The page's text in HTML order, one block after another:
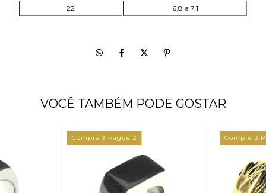
22
6,8 a 7,1
VOCÊ TAMBÉM PODE GOSTAR
Compre 3 Pague 2 Compre 3